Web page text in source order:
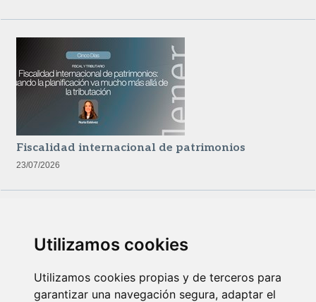
Utilizamos cookies
Utilizamos cookies propias y de terceros para
garantizar una navegación segura, adaptar el
Fiscalidad internacional de patrimonios
23/07/2026